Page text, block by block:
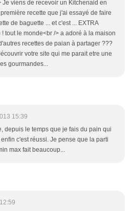
Je viens de recevoir un Kitchenaid en
recette que j'ai essayé de faire
de baguette ... et c'est ... EXTRA
! tout le monde<br /> a adoré à la maison
recettes de paian à partager ???
votre site qui me parait etre une
gourmandes...
15:39
depuis le temps que je fais du pain qui
c'est réussi. Je pense que la parti
max fait beaucoup...